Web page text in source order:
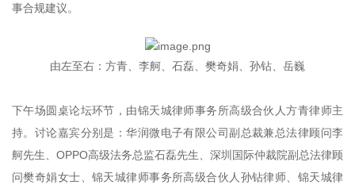
事合规建议。
由左至右：方青、李舸、石磊、樊奇娟、孙钻、岳巍
下午场圆桌论坛环节，由锦天城律师事务所高级合伙人方青律师主
持。讨论嘉宾分别是：华润微电子有限公司副总裁兼总法律顾问李
舸先生、OPPO高级法务总监石磊先生、深圳国际仲裁院副总法律顾
问樊奇娟女士、锦天城律师事务所高级合伙人孙钻律师、锦天城律